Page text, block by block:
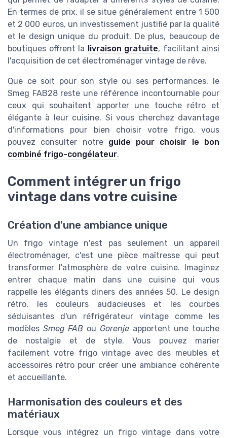
En termes de prix, il se situe généralement entre 1 500
et 2 000 euros, un investissement justifié par la qualité
et le design unique du produit. De plus, beaucoup de
boutiques offrent la livraison gratuite, facilitant ainsi
l'acquisition de cet électroménager vintage de rêve.
Que ce soit pour son style ou ses performances, le
Smeg FAB28 reste une référence incontournable pour
ceux qui souhaitent apporter une touche rétro et
élégante à leur cuisine. Si vous cherchez davantage
d'informations pour bien choisir votre frigo, vous
pouvez consulter notre guide pour choisir le bon
combiné frigo-congélateur.
Comment intégrer un frigo
vintage dans votre cuisine
Création d'une ambiance unique
Un frigo vintage n'est pas seulement un appareil
électroménager, c'est une pièce maîtresse qui peut
transformer l'atmosphère de votre cuisine. Imaginez
entrer chaque matin dans une cuisine qui vous
rappelle les élégants diners des années 50. Le design
rétro, les couleurs audacieuses et les courbes
séduisantes d'un réfrigérateur vintage comme les
modèles Smeg FAB ou Gorenjeapportent une touche
de nostalgie et de style. Vous pouvez marier
facilement votre frigo vintage avec des meubles et
accessoires rétro pour créer une ambiance cohérente
et accueillante.
Harmonisation des couleurs et des
matériaux
Lorsque vous intégrez un frigo vintage dans votre